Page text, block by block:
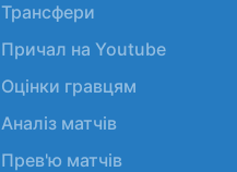
Трансфери
Причал на Youtube
Оцінки гравцям
Аналіз матчів
Прев'ю матчів